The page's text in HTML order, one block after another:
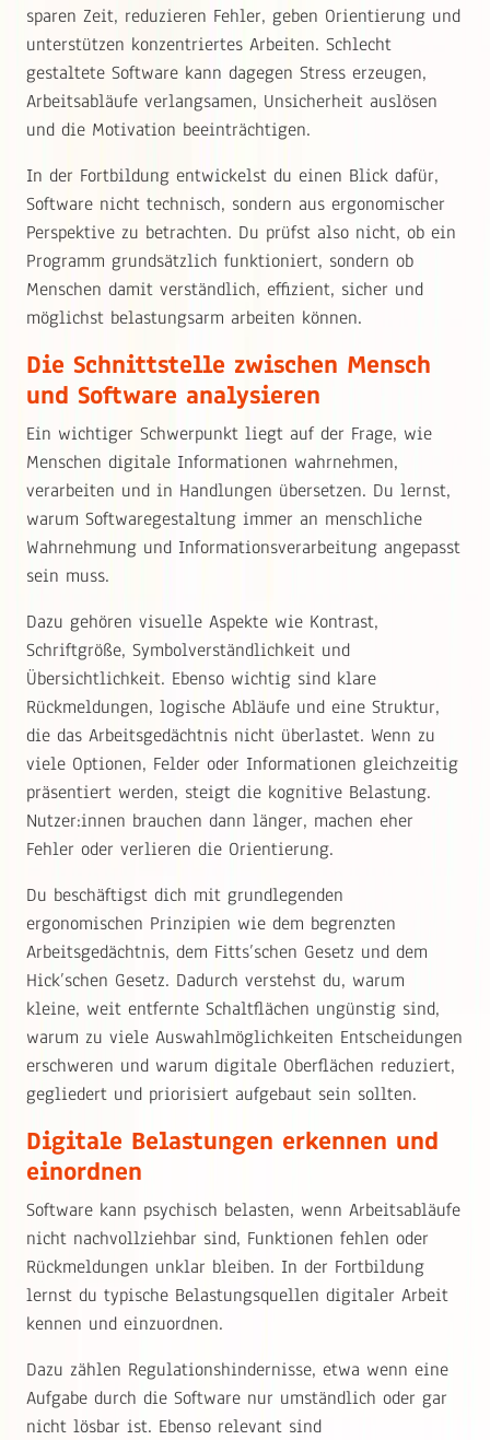
sparen Zeit, reduzieren Fehler, geben Orientierung und
unterstützen konzentriertes Arbeiten. Schlecht
gestaltete Software kann dagegen Stress erzeugen,
Arbeitsabläufe verlangsamen, Unsicherheit auslösen
und die Motivation beeinträchtigen.
In der Fortbildung entwickelst du einen Blick dafür,
Software nicht technisch, sondern aus ergonomischer
Perspektive zu betrachten. Du prüfst also nicht, ob ein
Programm grundsätzlich funktioniert, sondern ob
Menschen damit verständlich, effizient, sicher und
möglichst belastungsarm arbeiten können.
Die Schnittstelle zwischen Mensch
und Software analysieren
Ein wichtiger Schwerpunkt liegt auf der Frage, wie
Menschen digitale Informationen wahrnehmen,
verarbeiten und in Handlungen übersetzen. Du lernst,
warum Softwaregestaltung immer an menschliche
Wahrnehmung und Informationsverarbeitung angepasst
sein muss.
Dazu gehören visuelle Aspekte wie Kontrast,
Schriftgröße, Symbolverständlichkeit und
Übersichtlichkeit. Ebenso wichtig sind klare
Rückmeldungen, logische Abläufe und eine Struktur,
die das Arbeitsgedächtnis nicht überlastet. Wenn zu
viele Optionen, Felder oder Informationen gleichzeitig
präsentiert werden, steigt die kognitive Belastung.
Nutzer:innen brauchen dann länger, machen eher
Fehler oder verlieren die Orientierung.
Du beschäftigst dich mit grundlegenden
ergonomischen Prinzipien wie dem begrenzten
Arbeitsgedächtnis, dem Fitts’schen Gesetz und dem
Hick’schen Gesetz. Dadurch verstehst du, warum
kleine, weit entfernte Schaltflächen ungünstig sind,
warum zu viele Auswahlmöglichkeiten Entscheidungen
erschweren und warum digitale Oberflächen reduziert,
gegliedert und priorisiert aufgebaut sein sollten.
Digitale Belastungen erkennen und
einordnen
Software kann psychisch belasten, wenn Arbeitsabläufe
nicht nachvollziehbar sind, Funktionen fehlen oder
Rückmeldungen unklar bleiben. In der Fortbildung
lernst du typische Belastungsquellen digitaler Arbeit
kennen und einzuordnen.
Dazu zählen Regulationshindernisse, etwa wenn eine
Aufgabe durch die Software nur umständlich oder gar
nicht lösbar ist. Ebenso relevant sind